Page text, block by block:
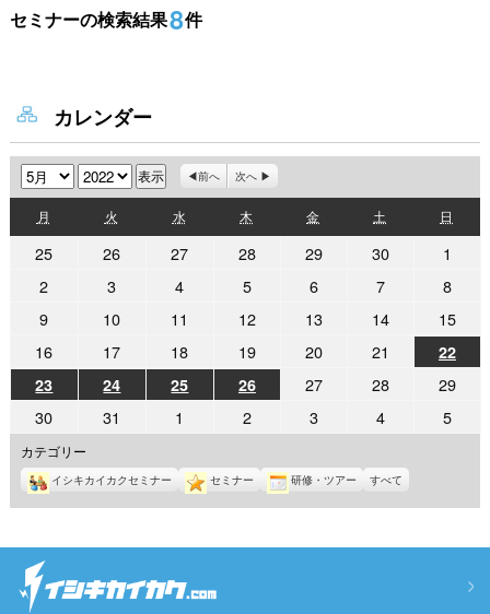
セミナーの検索結果8件
カレンダー
月 年 前へ 次へ
月
曜
日
火
曜
日
水水
曜
日
木
曜
日
金金
曜
日
土
曜
日
日
曜
252022
日
262022
月
26
日
272022
日
282022
月
28
日
292022
月
29
302022
月
1
5
月
1
日
22022
月
2
日
32022
5
月
3
日
42022
5
月
4
日
52022
5
月
5
日
62022
5
月
6
72022
5
月
7
82022
5
月
8
92022
5
月
9
日
102022
5
月
日
11
5
月
日
122022
5
月
日
132022
5
月
日
142022
月
日
152022
年
5
月
日
162022
年
5
月
16
日
172022
年
5
日
182022
年
5
日
192022
年
5
日
202022
日
21
5
日
222022
年
5
22
232022
年
5
月
23
242022
年
24
252022
年
25
日
262022
年
26
日
272022
5
27
282022
5
28
292022
5
302022
年
5
月
30
31
年
5
月
31
1
年
6
月
1
22022
年
6
月
2
32022
年
6
月
3
42022
年
6
月
4
52022
年
5
カテゴリー
イシキカイカクセミナー セミナー 研修・ツアー すべて